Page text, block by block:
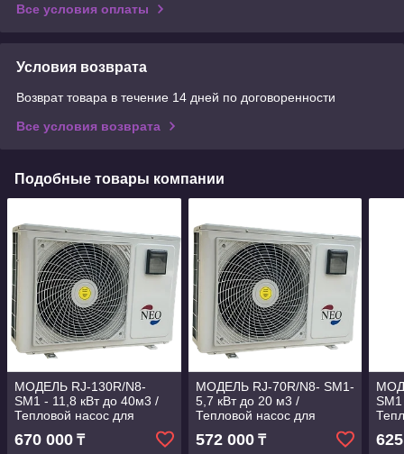
Все условия оплаты
Условия возврата
Возврат товара в течение 14 дней по договоренности
Все условия возврата
Подобные товары компании
МОДЕЛЬ RJ-130R/N8-
SM1 - 11,8 кВт до 40м3 /
Тепловой насос для
бассейна /
670 000 ₸
МОДЕЛЬ RJ-70R/N8- SM1-
5,7 кВт до 20 м3 /
Тепловой насос для
572 000₸